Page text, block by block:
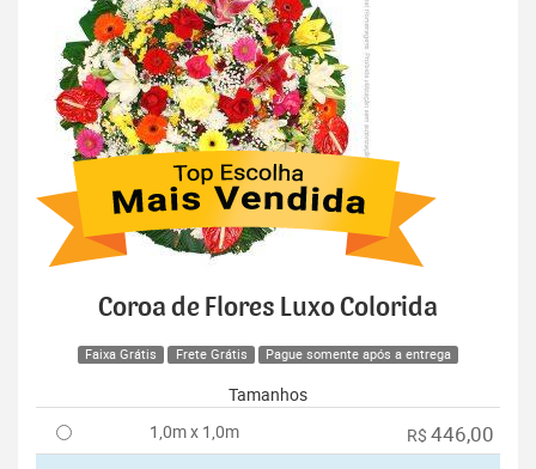
Coroa de Flores Luxo Colorida
Faixa Grátis Frete Grátis Pague somente após a entrega
Tamanhos
1,0m x 1,0m
R$ 446,00